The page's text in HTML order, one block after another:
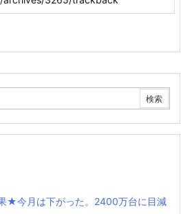
★今月は下がった。2400万台に目減